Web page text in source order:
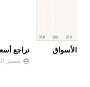
تراجع أسعار النفط
شمس اليوم نيوز 24 03 أغسطس 2026